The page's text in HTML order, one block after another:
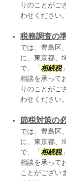
りのことがご
わせください。
税務調査の
では、豊島区
に、東京都、
で、「 相続税
相談を承って
りのことがご
わせください。
節税対策の
では、豊島区
に、東京都、
で、「 相続税
相談を承って
ことがござい